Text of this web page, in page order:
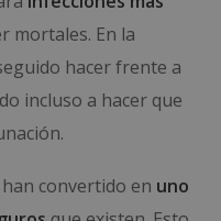
mortales. En la
hacer frente a
incluso a hacer que
convertido en uno